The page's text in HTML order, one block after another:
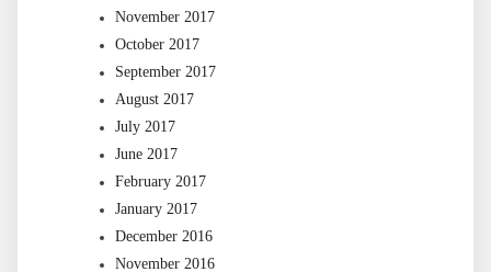
November 2017
October 2017
September 2017
August 2017
July 2017
June 2017
February 2017
January 2017
December 2016
November 2016